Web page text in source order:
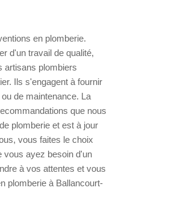
en plomberie.
d'un travail de qualité,
artisans plombiers
Ils s'engagent à fournir
de maintenance. La
que nous
plomberie et est à jour
vous faites le choix
vous ayez besoin d'un
à vos attentes et vous
plomberie à Ballancourt-